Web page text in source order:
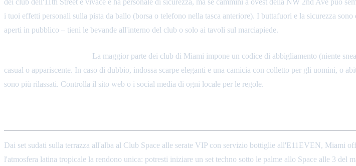
i tuoi effetti personali sulla pista da ballo (borsa o telefono nella tasca anteriore). I buttafuori e la sicurezza
aperti in pubblico – tieni le bevande all'interno del club o solo ai tavoli sul marciapiede.
La maggior parte dei club di Miami impone un codice di abbigliamento (niente
casual o appariscente. In caso di dubbio, indossa scarpe eleganti e una camicia con colletto per gli uomini, o
sono più rilassati. Controlla il sito web o i social media di ogni locale per le regole.
Dai set sudati sulla terrazza all'alba al Club Space alle serate VIP con servizio bottiglie all'E11EVEN, Miami
l'atmosfera latina tropicale la rendono unica: potresti iniziare un set techno sotto le palme allo Space alle 3